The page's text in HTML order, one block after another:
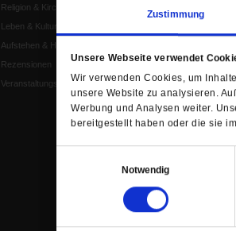
Zustimmung
Unsere Webseite verwendet
Wir verwenden Cookies, um
unsere Website zu analysieren.
Werbung und Analysen weiter.
bereitgestellt haben oder die sie
Notwendig
Religion & Kirchen
Leben & Kultur
Aufstehen & Handeln
Rezensionen
Veranstaltungskalender
Spiritletter